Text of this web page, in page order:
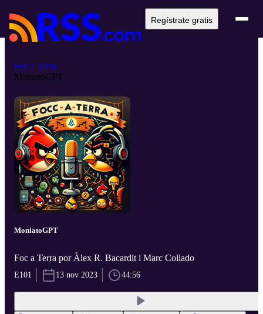
Regístrate gratis
Foc a Terra
MoniatoGPT
MoniatoGPT
Foc a Terra por Àlex R. Bacardit i Marc Collado
E101 13 nov 2023 44:56